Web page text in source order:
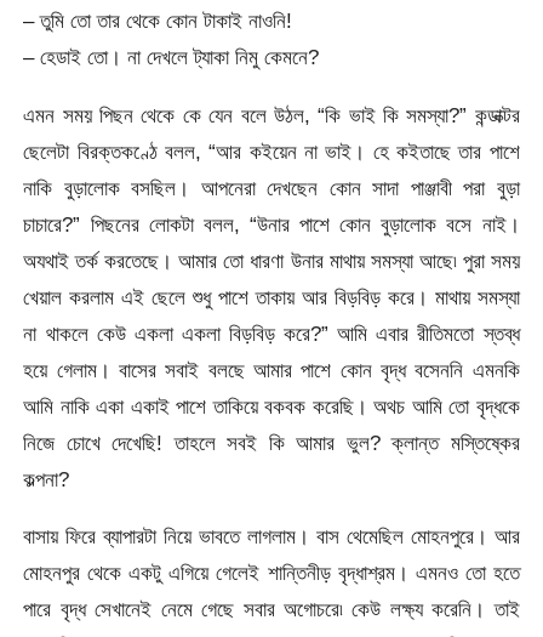
– তুমি তো তার থেকে কোন টাকাই নাওনি!
– হেডাই তো। না দেখলে ট্যাকা নিমু কেমনে?
এমন সময় পিছন থেকে কে যেন বলে উঠল, “কি ভাই কি সমস্যা?” কন্ডাক্টর
ছেলেটা বিরক্তকণ্ঠে বলল, “আর কইয়েন না ভাই। হে কইতাছে তার পাশে
নাকি বুড়ালোক বসছিল। আপনেরা দেখছেন কোন সাদা পাঞ্জাবী পরা বুড়া
চাচারে?” পিছনের লোকটা বলল, “উনার পাশে কোন বুড়ালোক বসে নাই।
অযথাই তর্ক করতেছে। আমার তো ধারণা উনার মাথায় সমস্যা আছে৷ পুরা সময়
খেয়াল করলাম এই ছেলে শুধু পাশে তাকায় আর বিড়বিড় করে। মাথায় সমস্যা
না থাকলে কেউ একলা একলা বিড়বিড় করে?” আমি এবার রীতিমতো স্তব্ধ
হয়ে গেলাম। বাসের সবাই বলছে আমার পাশে কোন বৃদ্ধ বসেননি এমনকি
আমি নাকি একা একাই পাশে তাকিয়ে বকবক করেছি। অথচ আমি তো বৃদ্ধকে
নিজে চোখে দেখেছি! তাহলে সবই কি আমার ভুল? ক্লান্ত মস্তিষ্কের
কল্পনা?
বাসায় ফিরে ব্যাপারটা নিয়ে ভাবতে লাগলাম। বাস থেমেছিল মোহনপুরে। আর
মোহনপুর থেকে একটু এগিয়ে গেলেই শান্তিনীড় বৃদ্ধাশ্রম। এমনও তো হতে
পারে বৃদ্ধ সেখানেই নেমে গেছে সবার অগোচরে৷ কেউ লক্ষ্য করেনি। তাই